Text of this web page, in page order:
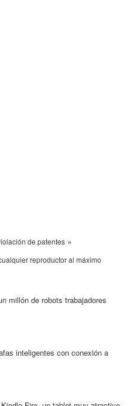
de patentes »
reproductor al máximo
millón de robots trabajadores
inteligentes con conexión a